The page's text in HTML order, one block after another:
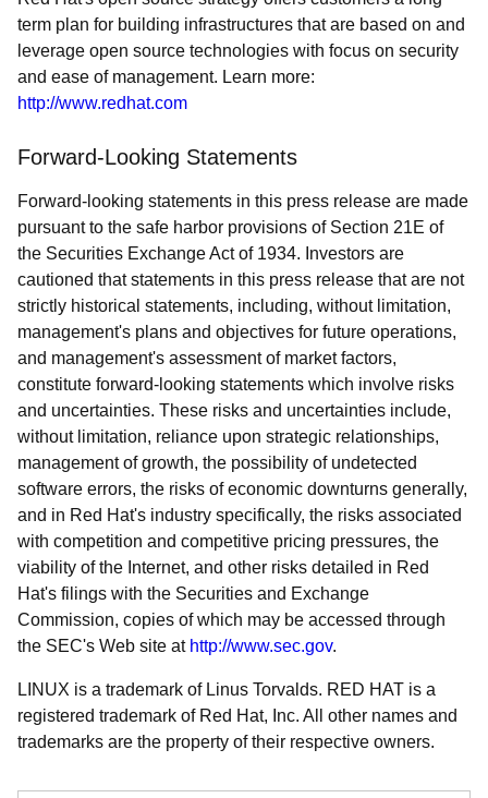
term plan for building infrastructures that are based on and
leverage open source technologies with focus on security
and ease of management. Learn more:
http://www.redhat.com
Forward-Looking Statements
Forward-looking statements in this press release are made
pursuant to the safe harbor provisions of Section 21E of
the Securities Exchange Act of 1934. Investors are
cautioned that statements in this press release that are not
strictly historical statements, including, without limitation,
management's plans and objectives for future operations,
and management's assessment of market factors,
constitute forward-looking statements which involve risks
and uncertainties. These risks and uncertainties include,
without limitation, reliance upon strategic relationships,
management of growth, the possibility of undetected
software errors, the risks of economic downturns generally,
and in Red Hat's industry specifically, the risks associated
with competition and competitive pricing pressures, the
viability of the Internet, and other risks detailed in Red
Hat's filings with the Securities and Exchange
Commission, copies of which may be accessed through
the SEC's Web site at http://www.sec.gov.
LINUX is a trademark of Linus Torvalds. RED HAT is a
registered trademark of Red Hat, Inc. All other names and
trademarks are the property of their respective owners.